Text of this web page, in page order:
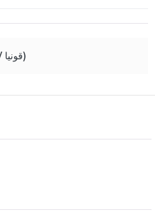
(قونيا / ديربينت)